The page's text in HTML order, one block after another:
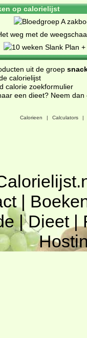
op calorielijst
uit de groep
calorielijst
calorie zoekformulier
een dieet? Neem
Calorieen | Calculators |
|
|Dieet|